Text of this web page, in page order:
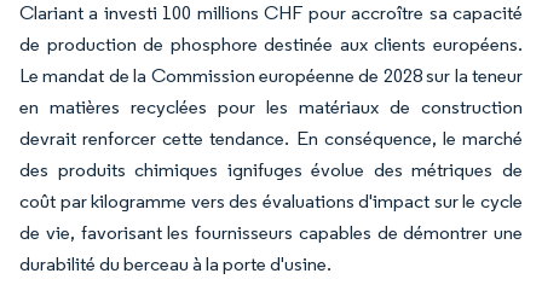
Clariant a investi 100 millions CHF pour accroître sa capacité
de production de phosphore destinée aux clients européens.
Le mandat de la Commission européenne de 2028 sur la teneur
en matières recyclées pour les matériaux de construction
devrait renforcer cette tendance. En conséquence, le marché
des produits chimiques ignifuges évolue des métriques de
coût par kilogramme vers des évaluations d'impact sur le cycle
de vie, favorisant les fournisseurs capables de démontrer une
durabilité du berceau à la porte d'usine.